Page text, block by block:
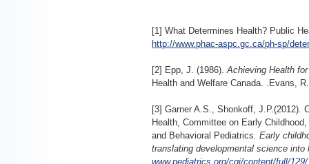
[1] What Determines Health? Public
http://www.phac-aspc.gc.ca/ph-sp/
[2] Epp, J. (1986).Achieving Health
Health and Welfare Canada. .Evans,
[3] Garner A.S., Shonkoff, J.P.(2012).
Health, Committee on Early
and Behavioral Pediatrics. Early
translating developmental science
www.pediatrics.org/cgi/content/full/